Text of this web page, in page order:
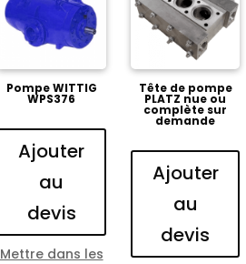
Pompe WITTIG
WPS376
Ajouter
au
devis
Mettre dans les
Tête de pompe
PLATZ nue ou
complète sur
demande
Ajouter
au
devis